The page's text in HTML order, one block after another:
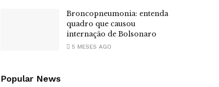
Broncopneumonia: entenda
quadro que causou
internação de Bolsonaro
5 MESES AGO
Popular News